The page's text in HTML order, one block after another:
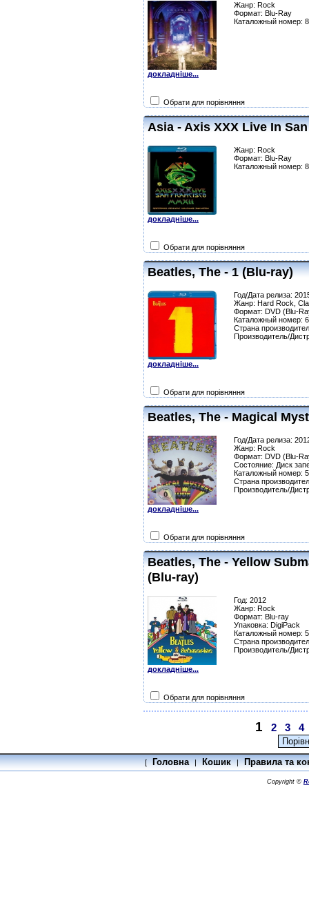
докладніше...
Жанр: Rock
Формат: Blu-Ray
Каталожный номер:
Обрати для порівняння
Asia - Axis XXX Live In
докладніше...
Жанр: Rock
Формат: Blu-Ray
Каталожный номер:
Обрати для порівняння
Beatles, The - 1 (Blu-ray)
докладніше...
Год/Дата релиза:
Жанр: Hard Rock,
Формат: DVD (Blu-
Каталожный номер:
Страна
Производитель/
Обрати для порівняння
Beatles, The - Magical
докладніше...
Год/Дата релиза:
Жанр: Rock
Формат: DVD (Blu-
Состояние: Диск
Каталожный номер:
Страна
Производитель/
Обрати для порівняння
Beatles, The - Yellow
(Blu-ray)
докладніше...
Год: 2012
Жанр: Rock
Формат: Blu-ray
Упаковка: DigiPack
Каталожный номер:
Страна
Производитель/
Обрати для порівняння
1 2 3 4
[ Головна | Кошик | Правила та
Copyright ©